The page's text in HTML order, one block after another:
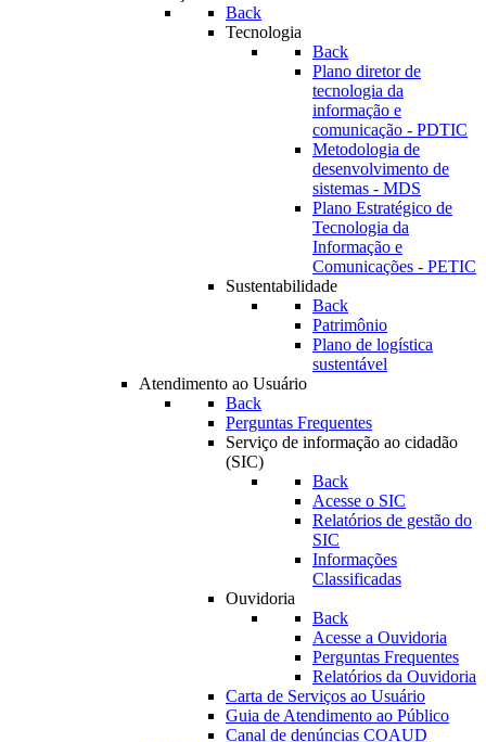
Back
Tecnologia
Back
Plano diretor de
tecnologia da
informação e
comunicação - PDTIC
Metodologia de
desenvolvimento de
sistemas - MDS
Plano Estratégico de
Tecnologia da
Informação e
Comunicações - PETIC
Sustentabilidade
Back
Patrimônio
Plano de logística
sustentável
Atendimento ao Usuário
Back
Perguntas Frequentes
Serviço de informação ao cidadão
(SIC)
Back
Acesse o SIC
Relatórios de gestão do
SIC
Informações
Classificadas
Ouvidoria
Back
Acesse a Ouvidoria
Perguntas Frequentes
Relatórios da Ouvidoria
Carta de Serviços ao Usuário
Guia de Atendimento ao Público
Canal de denúncias COAUD